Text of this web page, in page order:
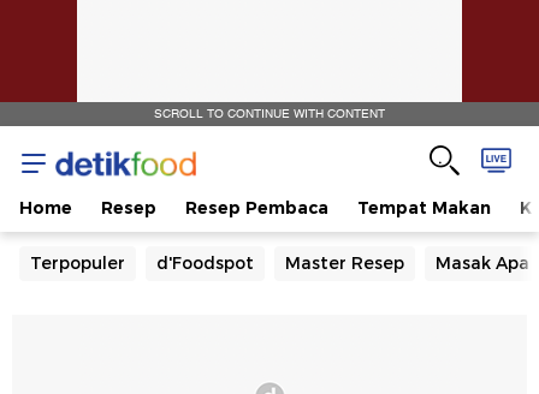
SCROLL TO CONTINUE WITH CONTENT
Home Resep Resep Pembaca Tempat Makan
Terpopuler d'Foodspot Master Resep Masak Apa